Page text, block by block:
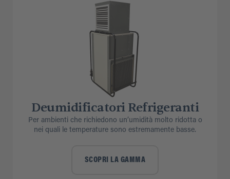
Deumidificatori Refrigeranti
Per ambienti che richiedono un’umidità molto ridotta o
nei quali le temperature sono estremamente basse.
SCOPRI LA GAMMA